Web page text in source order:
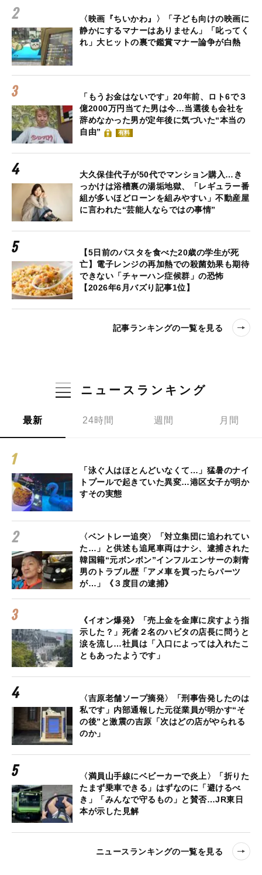
〈映画『ちいかわ』〉「子ども向けの映画に
静かにするマナーはありません」「叱ってく
れ」大ヒットの裏で鑑賞マナー論争が白熱
「もうお金はないです」20年前、ロト6で３
億2000万円当てた男は今…当選後も会社を
辞めなかった男が定年後に気づいた“本当の
自由”
有料
大久保佳代子が50代でマンション購入…き
っかけは浴槽裏の湯垢地獄、「レギュラー番
組が多いほどローンを組みやすい」不動産屋
に言われた“芸能人ならではの事情”
【5日前のパスタを食べた20歳の学生が死
亡】電子レンジの再加熱での殺菌効果も期待
できない「チャーハン症候群」の恐怖
【2026年6月バズり記事1位】
記事ランキングの一覧を見る
ニュースランキング
最新 24時間 週間 月間
「泳ぐ人はほとんどいなくて…」猛暑のナイ
トプールで起きていた異変…港区女子が明か
すその実態
〈ベントレー追突〉「対立集団に追われてい
た…」と供述も追尾車両はナシ、逮捕された
韓国籍“元ボンボン”インフルエンサーの刺青
男のトラブル歴「アメ車を買ったらパーツ
が…」《３度目の逮捕》
《イオン爆発》「売上金を金庫に戻すよう指
示した？」死者２名のハビタの店長に問うと
涙を流し…社員は「入口によっては入れたこ
ともあったようです」
〈吉原老舗ソープ摘発〉「刑事告発したのは
私です」内部通報した元従業員が明かす“そ
の後”と激震の吉原「次はどの店がやられる
のか」
〈満員山手線にベビーカーで炎上〉「折りた
たまず乗車できる」はずなのに「避けるべ
き」「みんなで守るもの」と賛否…JR東日
本が示した見解
ニュースランキングの一覧を見る